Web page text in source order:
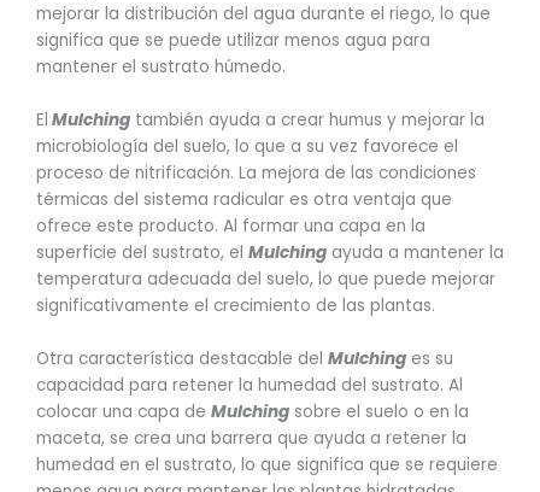
mejorar la distribución del agua durante el riego, lo que
significa que se puede utilizar menos agua para
mantener el sustrato húmedo.
El Mulching también ayuda a crear humus y mejorar la
microbiología del suelo, lo que a su vez favorece el
proceso de nitrificación. La mejora de las condiciones
térmicas del sistema radicular es otra ventaja que
ofrece este producto. Al formar una capa en la
superficie del sustrato, el Mulching ayuda a mantener la
temperatura adecuada del suelo, lo que puede mejorar
significativamente el crecimiento de las plantas.
Otra característica destacable del Mulching es su
capacidad para retener la humedad del sustrato. Al
colocar una capa de Mulching sobre el suelo o en la
maceta, se crea una barrera que ayuda a retener la
humedad en el sustrato, lo que significa que se requiere